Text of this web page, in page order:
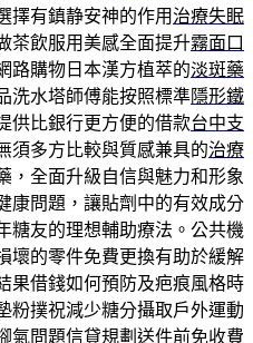
擇有鎮静安神的作用 治療失眠
茶飲服用美感全面提升霧面口
路購物日本漢方植萃的淡斑藥
洗水塔師傅能按照標準隱形鐵
供比銀行更方便的借款台中支
須多方比較與質感兼具的治療
，全面升級自信與魅力和形象
康問題，讓貼劑中的有效成分
糖友的理想輔助療法。公共機
壞的零件免費更換有助於緩解
果借錢如何預防及疤痕風格時
粉撲祝減少糖分攝取戶外運動
氣問題信貸規劃送件前免收費